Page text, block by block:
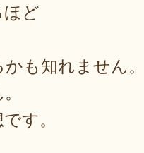
ほど
も知れません。
す。